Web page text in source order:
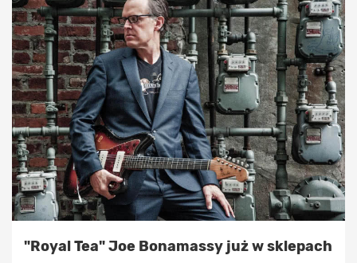
"Royal Tea" Joe Bonamassy już w sklepach